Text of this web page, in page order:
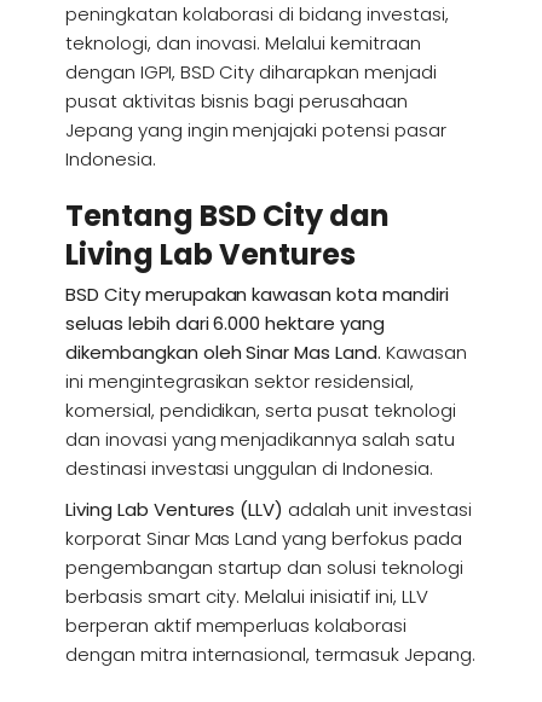
peningkatan kolaborasi di bidang investasi,
teknologi, dan inovasi. Melalui kemitraan
dengan IGPI, BSD City diharapkan menjadi
pusat aktivitas bisnis bagi perusahaan
Jepang yang ingin menjajaki potensi pasar
Indonesia.
Tentang BSD City dan
Living Lab Ventures
BSD City merupakan kawasan kota mandiri
seluas lebih dari 6.000 hektare yang
dikembangkan oleh Sinar Mas Land. Kawasan
ini mengintegrasikan sektor residensial,
komersial, pendidikan, serta pusat teknologi
dan inovasi yang menjadikannya salah satu
destinasi investasi unggulan di Indonesia.
Living Lab Ventures (LLV) adalah unit investasi
korporat Sinar Mas Land yang berfokus pada
pengembangan startup dan solusi teknologi
berbasis smart city. Melalui inisiatif ini, LLV
berperan aktif memperluas kolaborasi
dengan mitra internasional, termasuk Jepang.